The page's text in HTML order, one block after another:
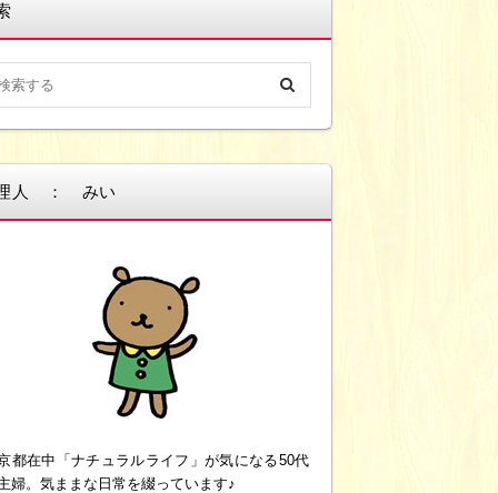
人 ： みい
都在中「ナチュラルライフ」が気になる50代
婦。気ままな日常を綴っています♪